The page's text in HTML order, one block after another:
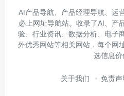
AI产品导航、产品经理导航、运
必上网址导航站。收录了AI、产
验、行业资讯、数据分析、电子
外优秀网站等相关网站，每个网
选信息价
关于我们 免责声